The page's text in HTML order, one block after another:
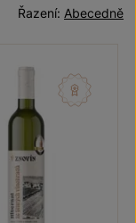
Abecedně
Řazení: